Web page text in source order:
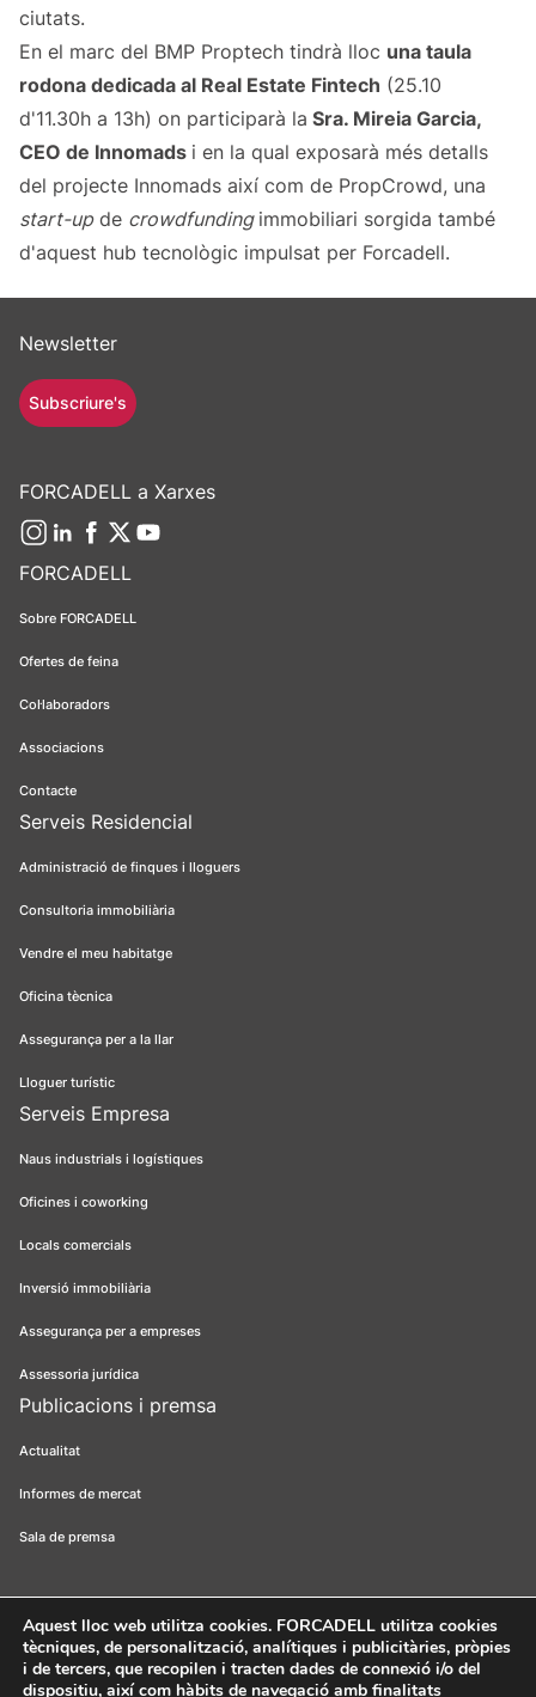
ciutats.
En el marc del BMP Proptech tindrà lloc una taula
rodona dedicada al Real Estate Fintech (25.10
d'11.30h a 13h) on participarà la Sra. Mireia Garcia,
CEO de Innomads i en la qual exposarà més detalls
del projecte Innomads així com de PropCrowd, una
start-upde crowdfunding immobiliari sorgida també
d'aquest hub tecnològic impulsat per Forcadell.
FORCADELL
Sobre FORCADELL
Ofertes de feina
Col·laboradors
Associacions
Contacte
Serveis Residencial
Administració de finques i lloguers
Consultoria immobiliària
Vendre el meu habitatge
Oficina tècnica
Assegurança per a la llar
Lloguer turístic
Serveis Empresa
Naus industrials i logístiques
Oficines i coworking
Locals comercials
Inversió immobiliària
Assegurança per a empreses
Assessoria jurídica
Publicacions i premsa
Actualitat
Informes de mercat
Sala de premsa
Newsletter
Subscriure's
FORCADELL a Xarxes
Forcadell 2026 Avís legal Política de privacitat
Política de cookies
Canal ètic
FORCADELL-AICAT 163 - Pl. Universitat, 3 - 08007
Aquest lloc web utilitza cookies. FORCADELL utilitza cookies
tècniques, de personalització, analítiques i publicitàries, pròpies
i de tercers, que recopilen i tracten dades de connexió i/o del
dispositiu, així com hàbits de navegació amb finalitats